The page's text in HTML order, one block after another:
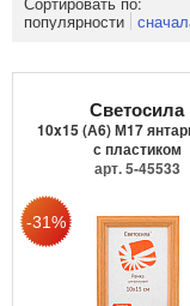
популярности
Светосила
10x15 (А6) М17
с пластиком
арт. 5-45533